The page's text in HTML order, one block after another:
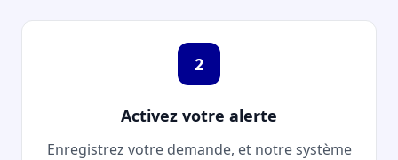
2
Activez votre alerte
Enregistrez votre demande, et notre système